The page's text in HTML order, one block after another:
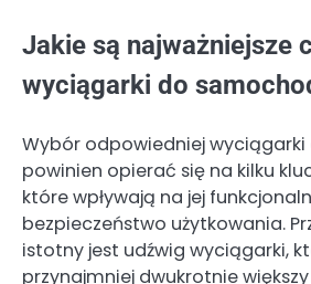
Jakie są najważniejsze
wyciągarki do
Wybór odpowiedniej
powinien opierać się na kilku
które wpływają na jej
bezpieczeństwo użytkowania.
istotny jest udźwig wyciągarki,
przynajmniej dwukrotnie